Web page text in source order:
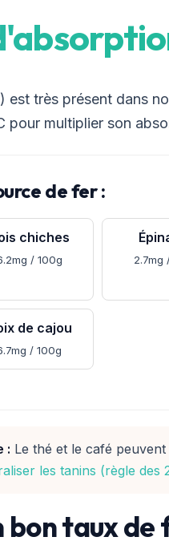
est très présent dans
pour multiplier son
de fer :
chiches
/ 100g 2.7mg
de cajou
/ 100g
: Le thé et le café
les tanins (règle des
bon taux de